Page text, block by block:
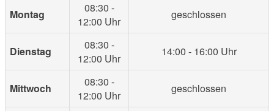
Montag
08:30 -
12:00 Uhr
geschlossen
Dienstag
08:30 -
12:00 Uhr
14:00 - 16:00 Uhr
Mittwoch
08:30 -
12:00 Uhr
geschlossen